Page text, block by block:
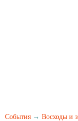
События → Восходы и